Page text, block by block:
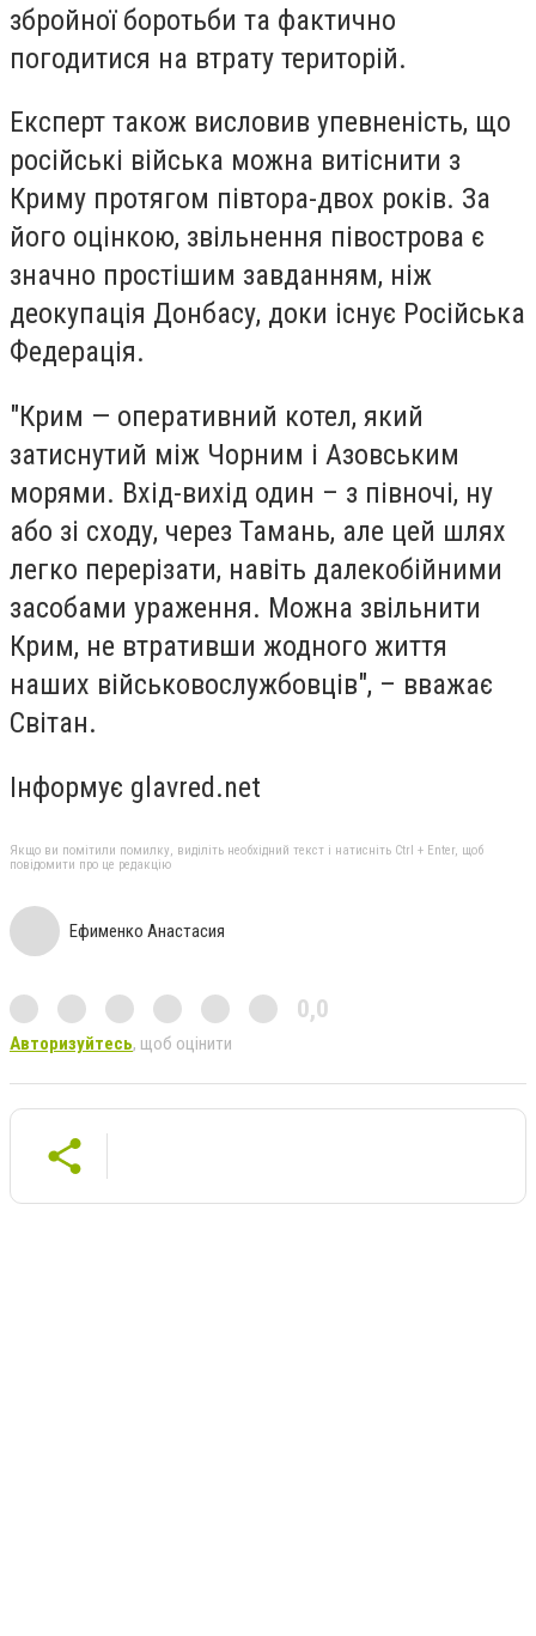
збройної боротьби та фактично
погодитися на втрату територій.
Експерт також висловив упевненість, що
російські війська можна витіснити з
Криму протягом півтора-двох років. За
його оцінкою, звільнення півострова є
значно простішим завданням, ніж
деокупація Донбасу, доки існує Російська
Федерація.
"Крим — оперативний котел, який
затиснутий між Чорним і Азовським
морями. Вхід-вихід один – з півночі, ну
або зі сходу, через Тамань, але цей шлях
легко перерізати, навіть далекобійними
засобами ураження. Можна звільнити
Крим, не втративши жодного життя
наших військовослужбовців", – вважає
Світан.
Інформує glavred.net
Якщо ви помітили помилку, виділіть необхідний текст і натисніть Ctrl + Enter, щоб
повідомити про це редакцію
Ефименко Анастасия
0,0
Авторизуйтесь, щоб оцінити